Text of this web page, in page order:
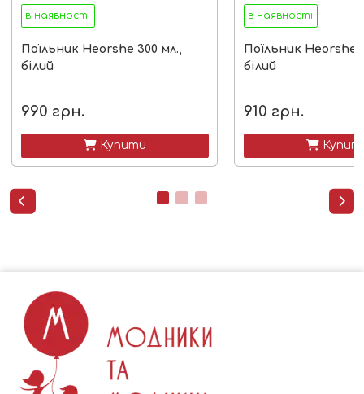
в наявності
Поїльник Heorshe 300 мл.,
білий
990 грн.
 Купити
в наявності
Поїльник Heorshe
білий
910 грн.

 